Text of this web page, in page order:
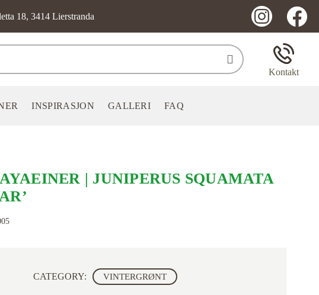
18, 3414 Lierstranda
Kontakt
INSPIRASJON GALLERI FAQ
| JUNIPERUS SQUAMATA
CATEGORY: VINTERGRØNT